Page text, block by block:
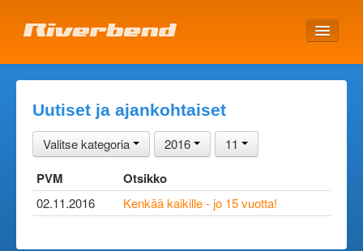
Uutiset ja ajankohtaiset
Valitse kategoria 2016 11
PVM Otsikko
02.11.2016 Kenkää kaikille - jo 15 vuotta!